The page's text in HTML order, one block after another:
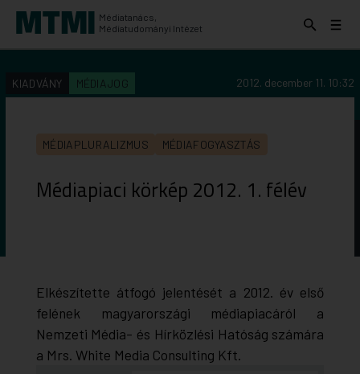
Médiatanács,
Médiatudományi Intézet
KERESÉS AZ INTÉZET ANYAGAI KÖZÖTT
Keresés
Menü
KIADVÁNY MÉDIAJOG 2012. december 11. 10:32
MÉDIAPLURALIZMUS MÉDIAFOGYASZTÁS
Médiapiaci körkép 2012. 1. félév
Elkészítette átfogó jelentését a 2012. év első
felének magyarországi médiapiacáról a
Nemzeti Média- és Hírközlési Hatóság számára
a Mrs. White Media Consulting Kft.